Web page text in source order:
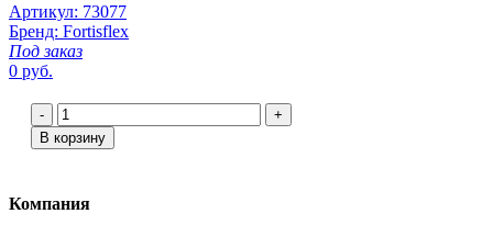
Артикул: 73077
Бренд: Fortisflex
Под заказ
0 руб.
-
+
В корзину
Компания